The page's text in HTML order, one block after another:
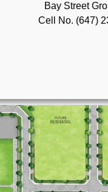
Bay Street
Cell No. (647)